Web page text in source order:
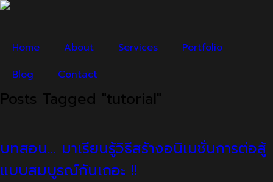
Home About Services
Portfolio
Blog
Contact
Posts Tagged "tutorial"
บทสอน… มาเรียนรู้วิธีสร้างอนิเมชั่นการต่อสู้
แบบสมบูรณ์กันเถอะ !!